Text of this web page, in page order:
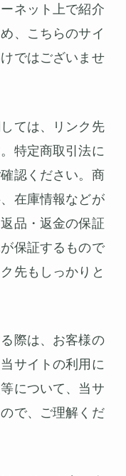
ネット上で紹介
、こちらのサイ
ではございませ
ては、リンク先
特定商取引法に
認ください。商
在庫情報などが
品・返金の保証
保証するもので
先もしっかりと
際は、お客様の
サイトの利用に
について、当サ
で、ご理解くだ